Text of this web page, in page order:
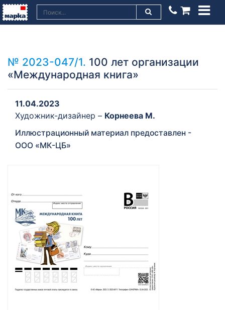
№ 2023-047/1. 100 лет организации
«Международная книга»
11.04.2023
Художник-дизайнер – Корнеева М.
Иллюстрационный материал предоставлен -
ООО «МК-ЦБ»